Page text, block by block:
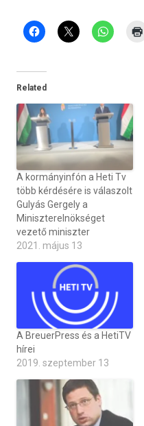
Related
A kormányinfón a Heti Tv
több kérdésére is válaszolt
Gulyás Gergely a
Miniszterelnökséget
vezető miniszter
2021. május 13
A BreuerPress és a HetiTV
hírei
2019. szeptember 13